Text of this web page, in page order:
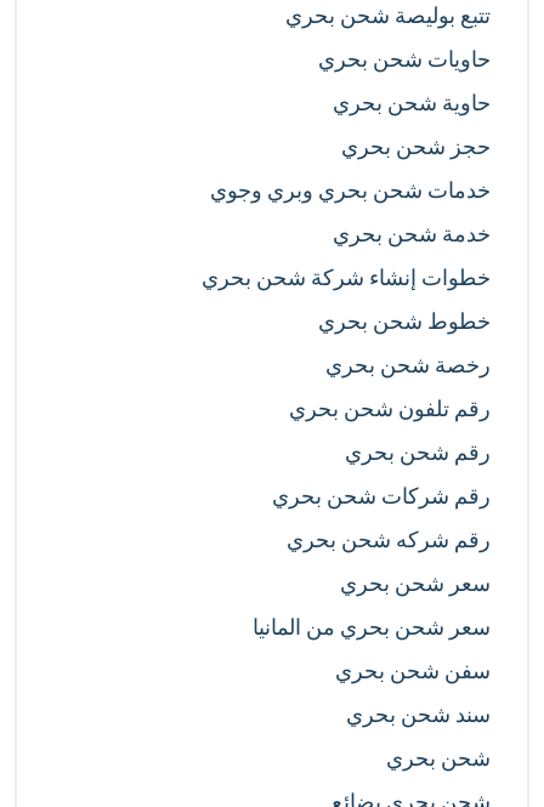
تتبع بوليصة شحن بحري
حاويات شحن بحري
حاوية شحن بحري
حجز شحن بحري
خدمات شحن بحري وبري وجوي
خدمة شحن بحري
خطوات إنشاء شركة شحن بحري
خطوط شحن بحري
رخصة شحن بحري
رقم تلفون شحن بحري
رقم شحن بحري
رقم شركات شحن بحري
رقم شركه شحن بحري
سعر شحن بحري
سعر شحن بحري من المانيا
سفن شحن بحري
سند شحن بحري
شحن بحري
شحن بحري بضائع